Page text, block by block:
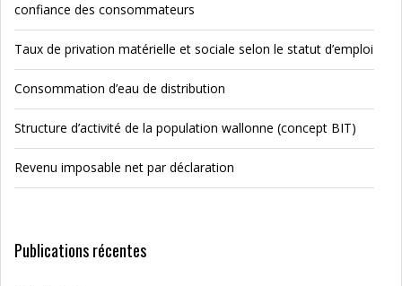
confiance des consommateurs
Taux de privation matérielle et sociale selon le statut d’emploi
Consommation d’eau de distribution
Structure d’activité de la population wallonne (concept BIT)
Revenu imposable net par déclaration
Publications récentes